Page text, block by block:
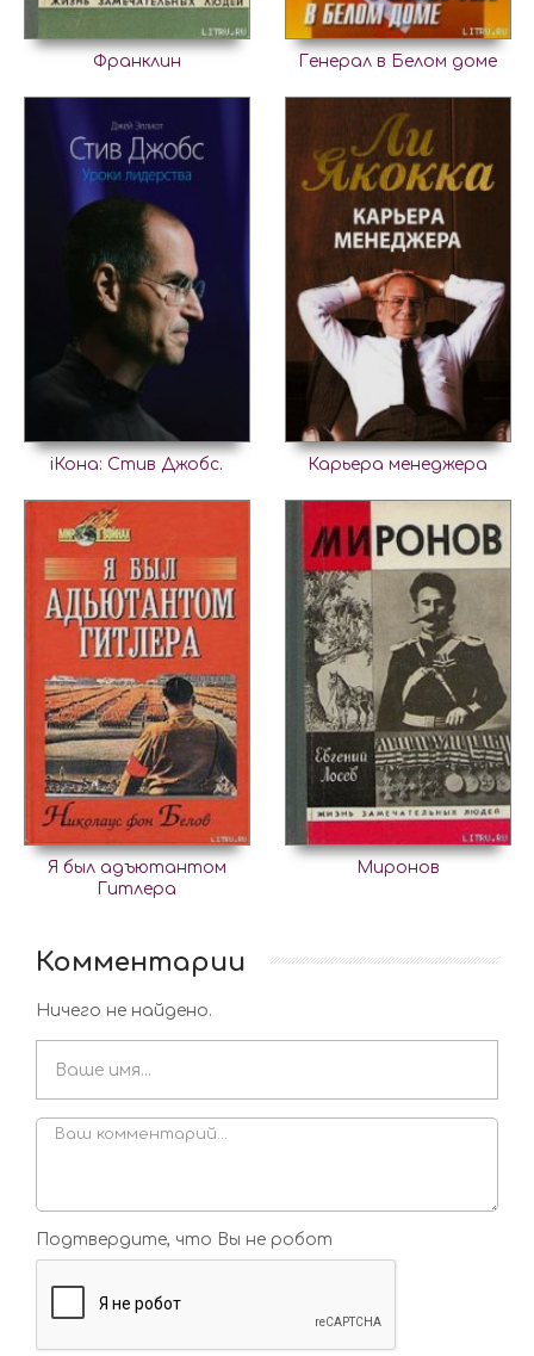
Франклин Генерал в Белом доме
iКона: Стив Джобс. Карьера менеджера
Я был адъютантом
Гитлера
Миронов
Комментарии
Ничего не найдено.
Подтвердите, что Вы не робот